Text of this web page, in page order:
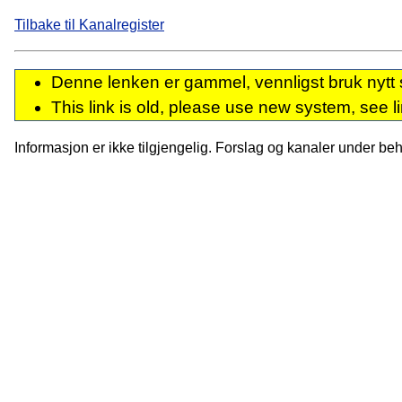
Tilbake til Kanalregister
Denne lenken er gammel, vennligst bruk nytt
This link is old, please use new system, see
Informasjon er ikke tilgjengelig. Forslag og kanaler under